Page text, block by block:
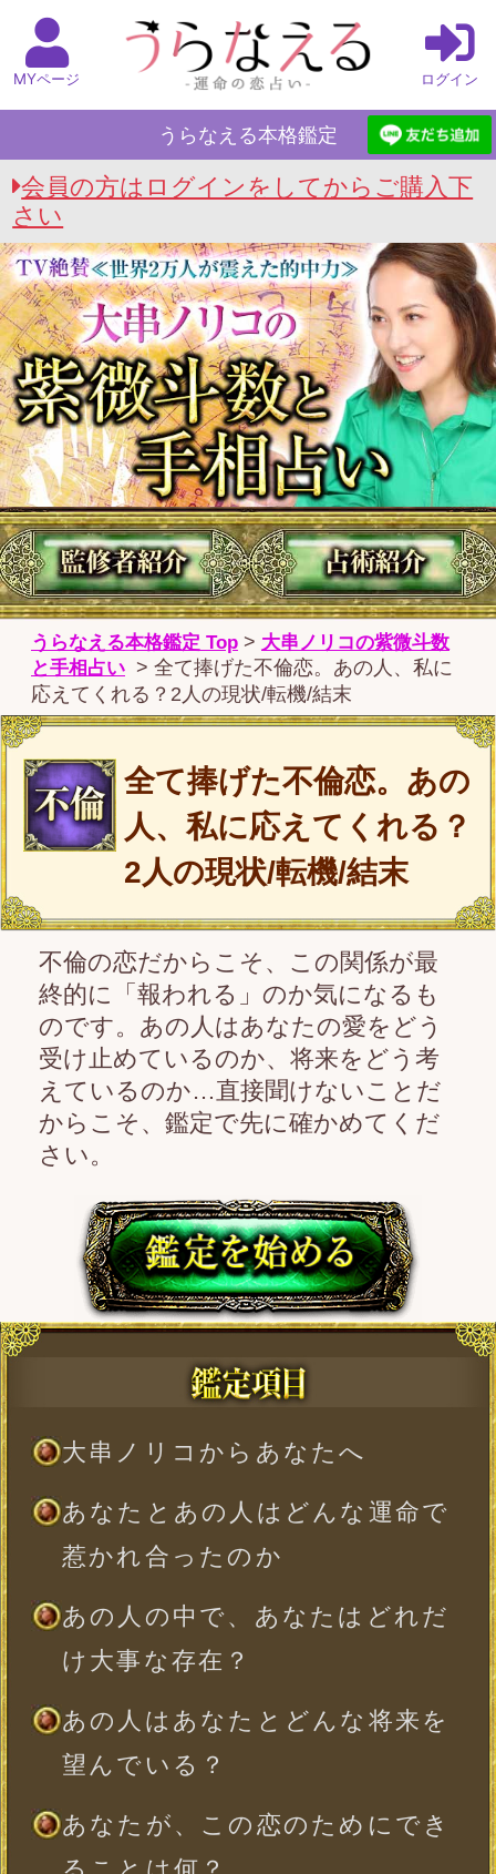
MYページ ログイン
うらなえる本格鑑定
会員の方はログインをしてからご購入下
うらなえる本格鑑定 Top>大串ノリコの紫微斗数
と手相占い >全て捧げた不倫恋。あの人、私に
応えてくれる？2人の現状/転機/結末
全て捧げた不倫恋。あの
人、私に応えてくれる？
2人の現状/転機/結末
不倫の恋だからこそ、この関係が最
終的に「報われる」のか気になるも
のです。あの人はあなたの愛をどう
受け止めているのか、将来をどう考
えているのか…直接聞けないことだ
からこそ、鑑定で先に確かめてくだ
さい。
大串ノリコからあなたへ
あなたとあの人はどんな運命で
惹かれ合ったのか
あの人の中で、あなたはどれだ
あの人はあなたとどんな将来を
望んでいる？
あなたが、この恋のためにでき
ることは何？
この先2人に訪れる、大きな愛の
その結果、あの人があなたとの
最終的に2人はどんな関係に至る
のか
あなたが幸せをつかむために大
事なこと